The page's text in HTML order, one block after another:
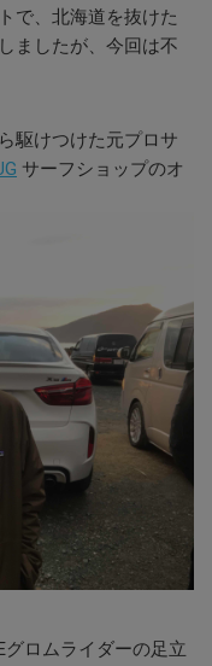
で、北海道を抜けた
ましたが、今回は不
駆けつけた元プロサ
サーフショップのオ
グロムライダーの足立